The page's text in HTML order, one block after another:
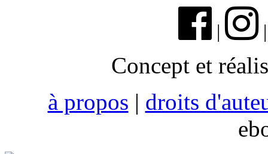
|
Concept et
à propos | droits